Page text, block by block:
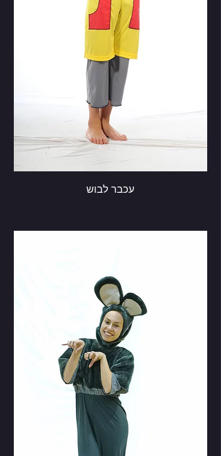
עכבר לבוש